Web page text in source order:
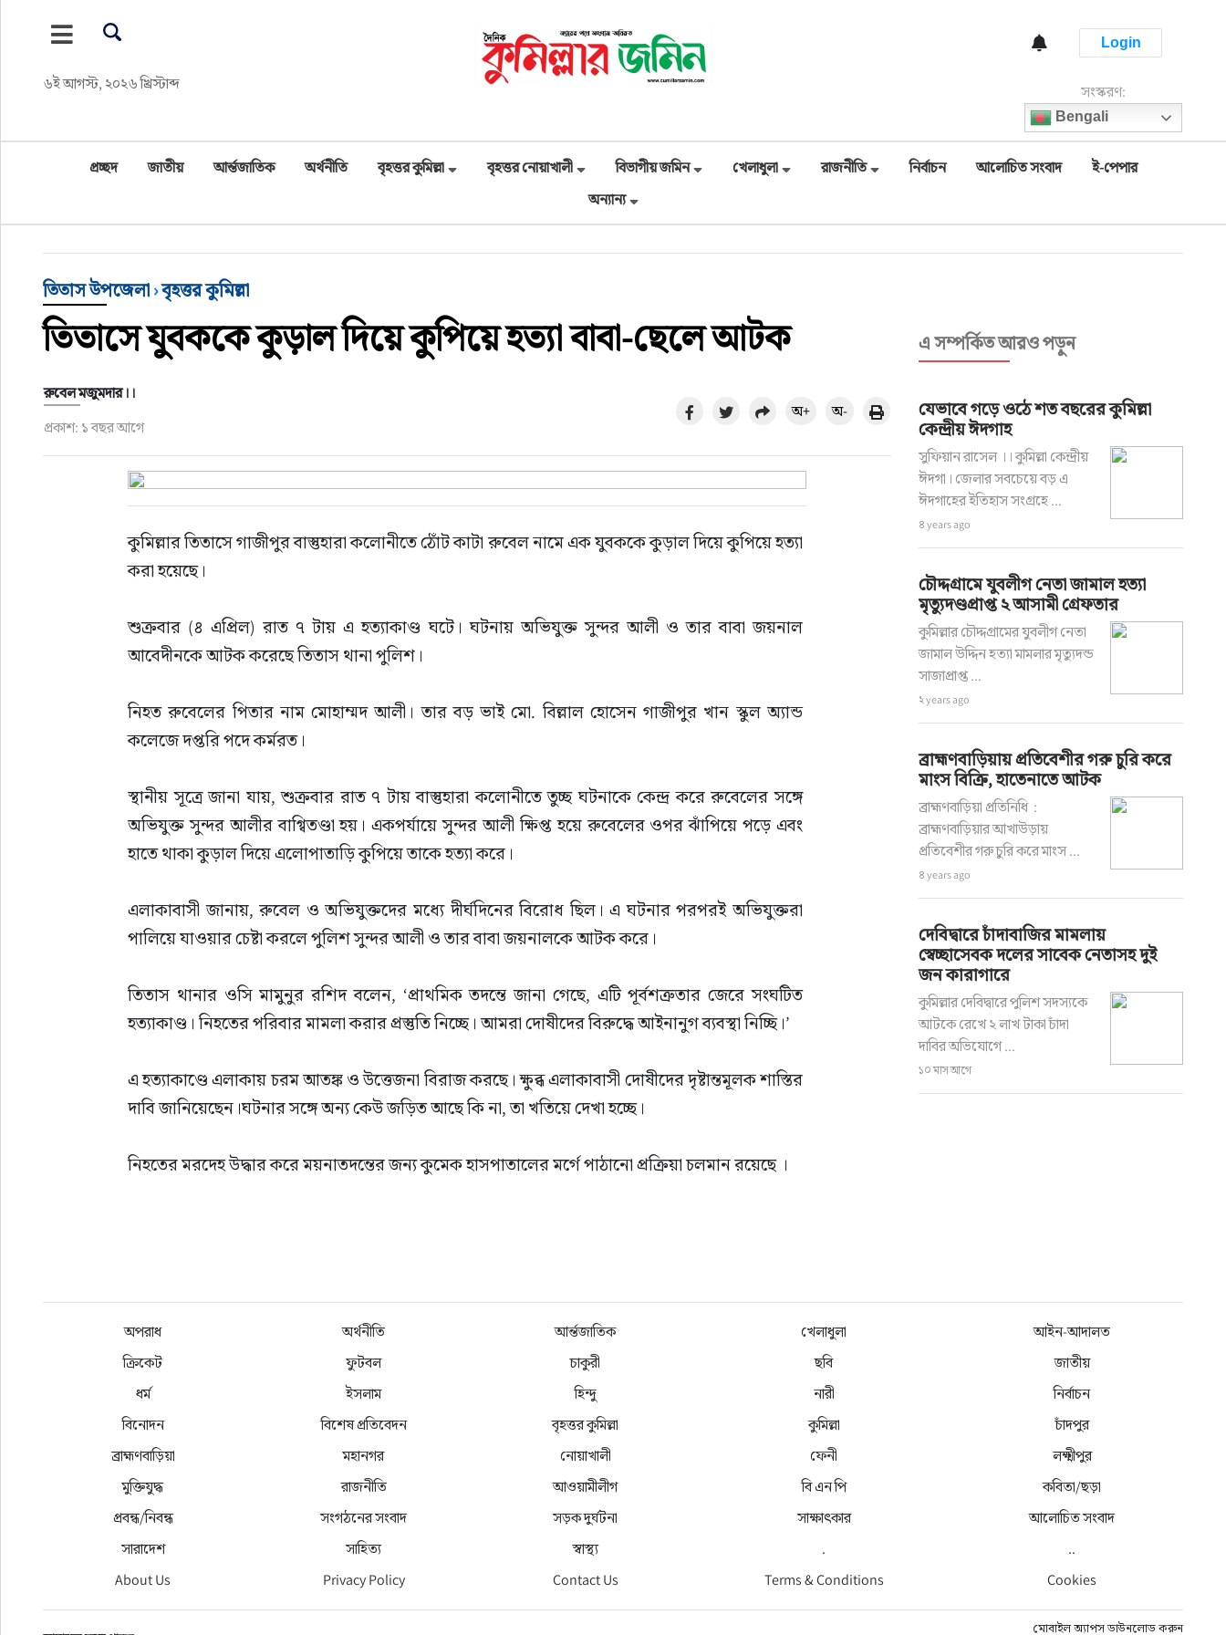
৬ই আগস্ট, ২০২৬ খ্রিস্টাব্দ
Login
সংস্করণ:
Bengali
বৃহত্তর কুমিল্লা
বৃহত্তর নোয়াখালী
বিভাগীয় জমিন
খেলাধুলা
রাজনীতি
প্রচ্ছদ জাতীয় আর্ন্তজাতিক অর্থনীতি বৃহত্তর কুমিল্লা বৃহত্তর নোয়াখালী বিভাগীয় জমিন খেলাধুলা রাজনীতি নির্বাচন আলোচিত সংবাদ
ই-পেপার
অন্যান্য
তিতাস উপজেলা›বৃহত্তর কুমিল্লা
তিতাসে যুবককে কুড়াল দিয়ে কুপিয়ে হত্যা বাবা-ছেলে আটক
রুবেল মজুমদার।।
প্রকাশ: ১ বছর আগে
অ+ অ-
কুমিল্লার তিতাসে গাজীপুর বাস্তুহারা কলোনীতে ঠোঁট কাটা রুবেল নামে এক যুবককে কুড়াল দিয়ে কুপিয়ে হত্যা
করা হয়েছে।
শুক্রবার (৪ এপ্রিল) রাত ৭ টায় এ হত্যাকাণ্ড ঘটে। ঘটনায় অভিযুক্ত সুন্দর আলী ও তার বাবা জয়নাল
আবেদীনকে আটক করেছে তিতাস থানা পুলিশ।
নিহত রুবেলের পিতার নাম মোহাম্মদ আলী। তার বড় ভাই মো. বিল্লাল হোসেন গাজীপুর খান স্কুল অ্যান্ড
কলেজে দপ্তরি পদে কর্মরত।
স্থানীয় সূত্রে জানা যায়, শুক্রবার রাত ৭ টায় বাস্তুহারা কলোনীতে তুচ্ছ ঘটনাকে কেন্দ্র করে রুবেলের সঙ্গে
অভিযুক্ত সুন্দর আলীর বাগ্বিতণ্ডা হয়। একপর্যায়ে সুন্দর আলী ক্ষিপ্ত হয়ে রুবেলের ওপর ঝাঁপিয়ে পড়ে এবং
হাতে থাকা কুড়াল দিয়ে এলোপাতাড়ি কুপিয়ে তাকে হত্যা করে।
এলাকাবাসী জানায়, রুবেল ও অভিযুক্তদের মধ্যে দীর্ঘদিনের বিরোধ ছিল। এ ঘটনার পরপরই অভিযুক্তরা
পালিয়ে যাওয়ার চেষ্টা করলে পুলিশ সুন্দর আলী ও তার বাবা জয়নালকে আটক করে।
তিতাস থানার ওসি মামুনুর রশিদ বলেন, ‘প্রাথমিক তদন্তে জানা গেছে, এটি পূর্বশত্রুতার জেরে সংঘটিত
হত্যাকাণ্ড। নিহতের পরিবার মামলা করার প্রস্তুতি নিচ্ছে। আমরা দোষীদের বিরুদ্ধে আইনানুগ ব্যবস্থা নিচ্ছি।’
এ হত্যাকাণ্ডে এলাকায় চরম আতঙ্ক ও উত্তেজনা বিরাজ করছে। ক্ষুব্ধ এলাকাবাসী দোষীদের দৃষ্টান্তমূলক শাস্তির
দাবি জানিয়েছেন।ঘটনার সঙ্গে অন্য কেউ জড়িত আছে কি না, তা খতিয়ে দেখা হচ্ছে।
নিহতের মরদেহ উদ্ধার করে ময়নাতদন্তের জন্য কুমেক হাসপাতালের মর্গে পাঠানো প্রক্রিয়া চলমান রয়েছে ।
এ সম্পর্কিত আরও পড়ুন
যেভাবে গড়ে ওঠে শত বছরের কুমিল্লা
কেন্দ্রীয় ঈদগাহ
সুফিয়ান রাসেল ।। কুমিল্লা কেন্দ্রীয়
ঈদগা। জেলার সবচেয়ে বড় এ
ঈদগাহের ইতিহাস সংগ্রহে ...
৪ years ago
চৌদ্দগ্রামে যুবলীগ নেতা জামাল হত্যা
মৃত্যুদণ্ডপ্রাপ্ত ২ আসামী গ্রেফতার
কুমিল্লার চৌদ্দগ্রামের যুবলীগ নেতা
জামাল উদ্দিন হত্যা মামলার মৃত্যুদন্ড
সাজাপ্রাপ্ত ...
২ years ago
ব্রাহ্মণবাড়িয়ায় প্রতিবেশীর গরু চুরি করে
মাংস বিক্রি, হাতেনাতে আটক
ব্রাহ্মণবাড়িয়া প্রতিনিধি :
ব্রাহ্মণবাড়িয়ার আখাউড়ায়
প্রতিবেশীর গরু চুরি করে মাংস ...
৪ years ago
দেবিদ্বারে চাঁদাবাজির মামলায়
স্বেচ্ছাসেবক দলের সাবেক নেতাসহ দুই
জন কারাগারে
কুমিল্লার দেবিদ্বারে পুলিশ সদস্যকে
আটকে রেখে ২ লাখ টাকা চাঁদা
দাবির অভিযোগে ...
১০ মাস আগে
অপরাধ অর্থনীতি আর্ন্তজাতিক খেলাধুলা
আইন-আদালত
ক্রিকেট
ফুটবল চাকুরী ছবি
জাতীয়
ধর্ম
ইসলাম হিন্দু নারী
নির্বাচন
বিনোদন
বিশেষ প্রতিবেদন বৃহত্তর কুমিল্লা কুমিল্লা
চাঁদপুর
ব্রাহ্মণবাড়িয়া
মহানগর নোয়াখালী ফেনী
লক্ষ্মীপুর
মুক্তিযুদ্ধ
রাজনীতি আওয়ামীলীগ বি এন পি
কবিতা/ছড়া
প্রবন্ধ/নিবন্ধ
সংগঠনের সংবাদ সড়ক দুর্ঘটনা সাক্ষাৎকার
আলোচিত সংবাদ
সারাদেশ
সাহিত্য স্বাস্থ্য .
..
About Us
Privacy Policy Contact Us Terms & Conditions Cookies
মোবাইল অ্যাপস ডাউনলোড করুন